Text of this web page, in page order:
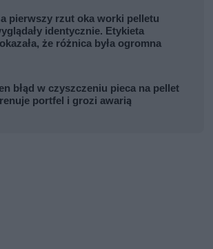
pierwszy rzut oka worki pelletu
identycznie. Etykieta
że różnica była ogromna
błąd w czyszczeniu pieca na pellet
portfel i grozi awarią